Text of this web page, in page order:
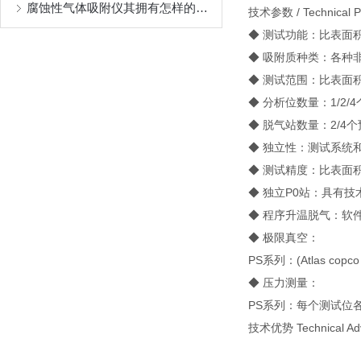
腐蚀性气体吸附仪其拥有怎样的优势呢？
技术参数 / Technical
◆ 测试功能：比表面
◆ 吸附质种类：各种
◆ 测试范围：比表面
◆ 分析位数量：1/2/4
◆ 脱气站数量：2/4个
◆ 独立性：测试系统
◆ 测试精度：比表面
◆ 独立P0站：具有技
◆ 程序升温脱气：软
◆ 极限真空：
PS系列：(Atlas
◆ 压力测量：
PS系列：每个测试位
技术优势 Technical